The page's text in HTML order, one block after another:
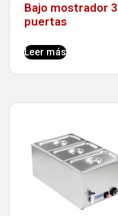
Bajo mostrador 3
puertas
Leer más